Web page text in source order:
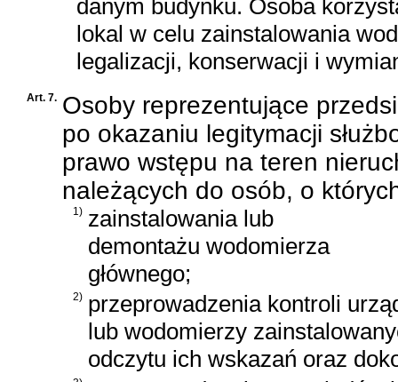
danym budynku. Osoba
lokal w celu zainstalowania
legalizacji, konserwacji i
Art. 7. Osoby reprezentujące
po okazaniu legitymacji
prawo wstępu na teren
należących do osób, o
1) zainstalowania lub
demontażu wodomierza
głównego;
2) przeprowadzenia kontroli
lub wodomierzy
odczytu ich wskazań oraz